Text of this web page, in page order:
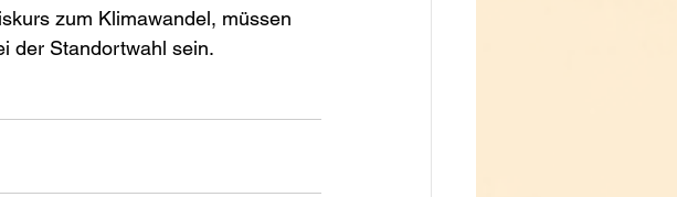
zum Klimawandel, müssen
der Standortwahl sein.